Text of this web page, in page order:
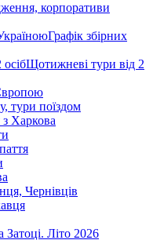
корпоративи
Графік збірних
Щотижневі тури від 2
тури поїздом
з Харкова
Чернівців